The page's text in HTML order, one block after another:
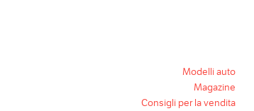
Modelli auto
Magazine
Consigli per la vendita